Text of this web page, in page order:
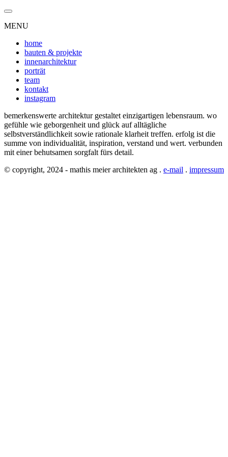
MENU
home
bauten & projekte
innenarchitektur
porträt
team
kontakt
instagram
bemerkenswerte architektur gestaltet einzigartigen lebensraum. wo
gefühle wie geborgenheit und glück auf alltägliche
selbstverständlichkeit sowie rationale klarheit treffen. erfolg ist die
summe von individualität, inspiration, verstand und wert. verbunden
mit einer behutsamen sorgfalt fürs detail.
© copyright, 2024 - mathis meier architekten ag . e-mail . impressum